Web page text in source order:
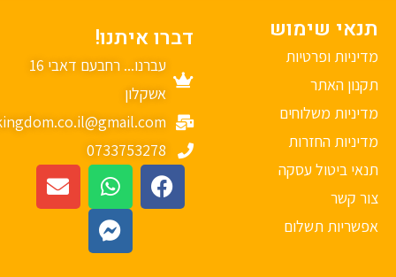
שימוש
ופרטיות
האתר
משלוחים
החזרות
ביטול עסקה
קשר
תשלום
דברו איתנו!
עברנו... רחבעם דאבי 16
אשקלון
mykingdom.co.il@gmail.com
0733753278